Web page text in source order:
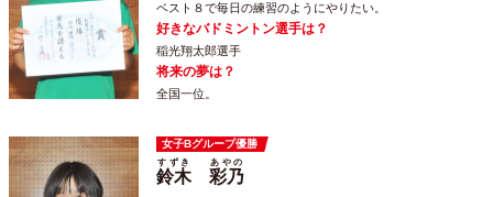
ベスト８で毎日の練習のようにやりたい。
好きなバドミントン選手は？
稲光翔太郎選手
将来の夢は？
全国一位。
女子Bグループ優勝
鈴木
すずき
彩乃
あやの